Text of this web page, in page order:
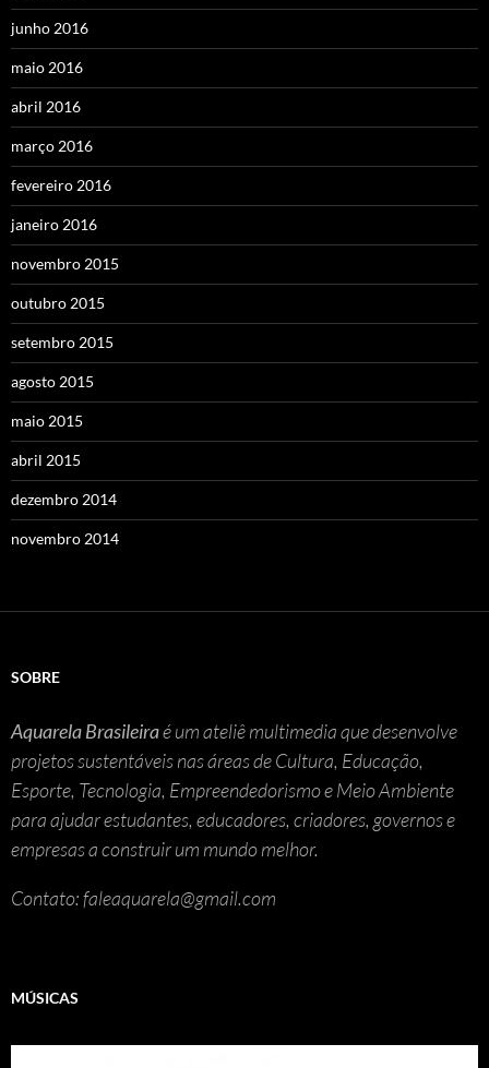
junho 2016
maio 2016
abril 2016
março 2016
fevereiro 2016
janeiro 2016
novembro 2015
outubro 2015
setembro 2015
agosto 2015
maio 2015
abril 2015
dezembro 2014
novembro 2014
SOBRE
Aquarela Brasileiraé um ateliê multimedia que desenvolve
projetos sustentáveis nas áreas de Cultura, Educação,
Esporte, Tecnologia, Empreendedorismo e Meio Ambiente
para ajudar estudantes, educadores, criadores, governos e
empresas a construir um mundo melhor.
Contato: faleaquarela@gmail.com
MÚSICAS